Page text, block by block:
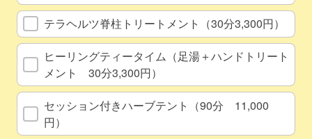
テラヘルツ脊柱トリートメント（30分3,300円）
ヒーリングティータイム（足湯＋ハンドトリート
メント 30分3,300円）
セッション付きハーブテント（90分 11,000
円）